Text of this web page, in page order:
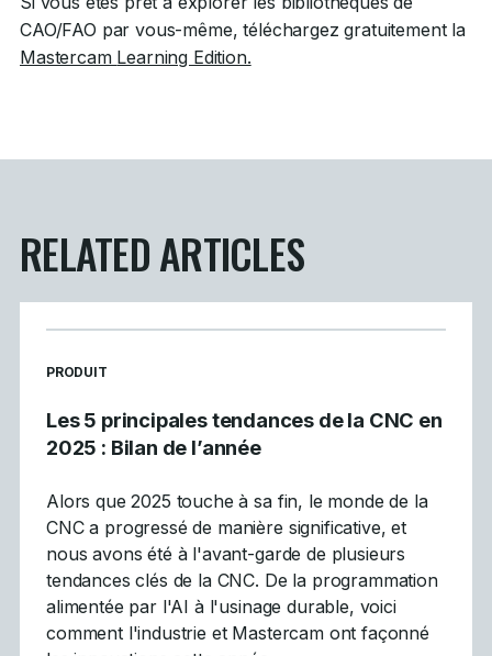
CAO/FAO par vous-même, téléchargez gratuitement la
Mastercam Learning Edition.
RELATED ARTICLES
READ MORE ARTICLES ABOUT
PRODUIT
Les 5 principales tendances de la CNC en
2025 : Bilan de l’année
Alors que 2025 touche à sa fin, le monde de la
CNC a progressé de manière significative, et
nous avons été à l'avant-garde de plusieurs
tendances clés de la CNC. De la programmation
alimentée par l'AI à l'usinage durable, voici
comment l'industrie et Mastercam ont façonné